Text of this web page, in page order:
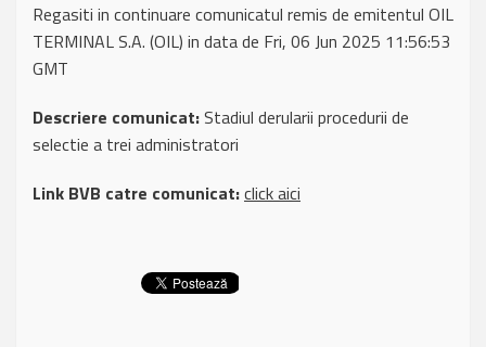
Regasiti in continuare comunicatul remis de emitentul OIL
TERMINAL S.A. (OIL) in data de Fri, 06 Jun 2025 11:56:53
GMT
Descriere comunicat:Stadiul derularii procedurii de
selectie a trei administratori
Link BVB catre comunicat:click aici